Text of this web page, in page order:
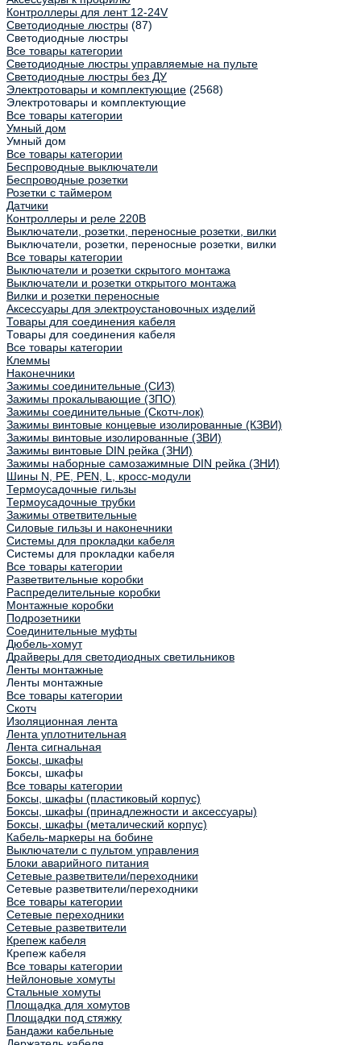
Контроллеры для лент 12-24V
Светодиодные люстры (87)
Светодиодные люстры
Все товары категории
Светодиодные люстры управляемые на пульте
Светодиодные люстры без ДУ
Электротовары и комплектующие (2568)
Электротовары и комплектующие
Все товары категории
Умный дом
Умный дом
Все товары категории
Беспроводные выключатели
Беспроводные розетки
Розетки с таймером
Датчики
Контроллеры и реле 220В
Выключатели, розетки, переносные розетки, вилки
Выключатели, розетки, переносные розетки, вилки
Все товары категории
Выключатели и розетки скрытого монтажа
Выключатели и розетки открытого монтажа
Вилки и розетки переносные
Аксессуары для электроустановочных изделий
Товары для соединения кабеля
Товары для соединения кабеля
Все товары категории
Клеммы
Наконечники
Зажимы соединительные (СИЗ)
Зажимы прокалывающие (ЗПО)
Зажимы соединительные (Скотч-лок)
Зажимы винтовые концевые изолированные (КЗВИ)
Зажимы винтовые изолированные (ЗВИ)
Зажимы винтовые DIN рейка (ЗНИ)
Зажимы наборные самозажимные DIN рейка (ЗНИ)
Шины N, PE, PEN, L, кросс-модули
Термоусадочные гильзы
Термоусадочные трубки
Зажимы ответвительные
Силовые гильзы и наконечники
Системы для прокладки кабеля
Системы для прокладки кабеля
Все товары категории
Разветвительные коробки
Распределительные коробки
Монтажные коробки
Подрозетники
Соединительные муфты
Дюбель-хомут
Драйверы для светодиодных светильников
Ленты монтажные
Ленты монтажные
Все товары категории
Скотч
Изоляционная лента
Лента уплотнительная
Лента сигнальная
Боксы, шкафы
Боксы, шкафы
Все товары категории
Боксы, шкафы (пластиковый корпус)
Боксы, шкафы (принадлежности и аксессуары)
Боксы, шкафы (металический корпус)
Кабель-маркеры на бобине
Выключатели с пультом управления
Блоки аварийного питания
Сетевые разветвители/переходники
Сетевые разветвители/переходники
Все товары категории
Сетевые переходники
Сетевые разветвители
Крепеж кабеля
Крепеж кабеля
Все товары категории
Нейлоновые хомуты
Стальные хомуты
Площадка для хомутов
Площадки под стяжку
Бандажи кабельные